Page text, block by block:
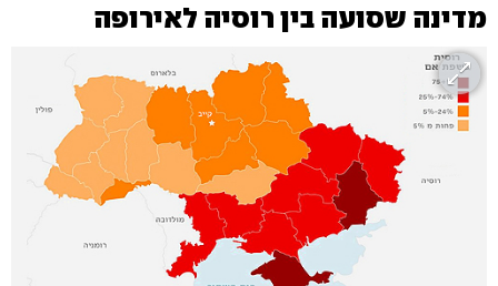
מדינה שסועה בין רוסיה לאירופה